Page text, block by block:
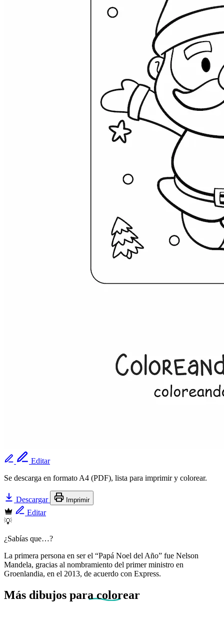
Editar
Se descarga en formato A4 (PDF), lista para imprimir y colorear.
Descargar Imprimir
Editar
💡
¿Sabías que…?
La primera persona en ser el “Papá Noel del Año” fue Nelson
Mandela, gracias al nombramiento del primer ministro en
Groenlandia, en el 2013, de acuerdo con Express.
Más dibujos para colorear